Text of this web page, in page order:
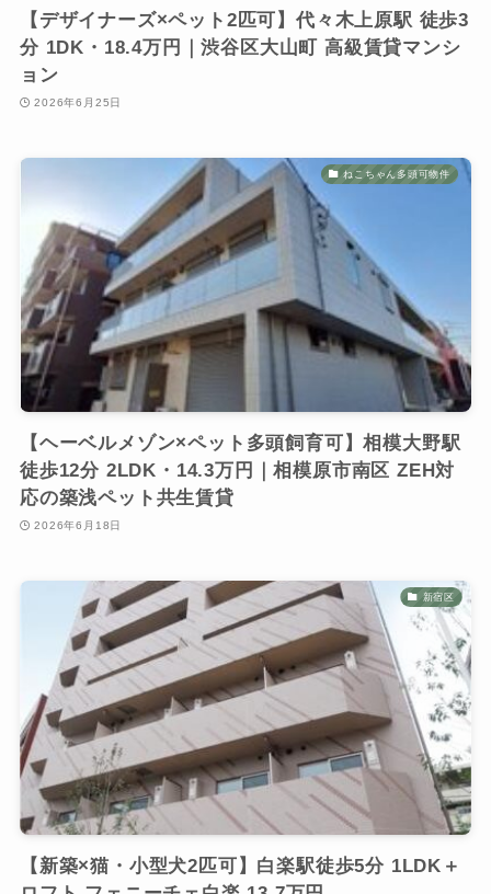
【デザイナーズ×ペット2匹可】代々木上原駅 徒歩3
分 1DK・18.4万円｜渋谷区大山町 高級賃貸マンシ
ョン
2026年6月25日
ねこちゃん多頭可物件
【ヘーベルメゾン×ペット多頭飼育可】相模大野駅
徒歩12分 2LDK・14.3万円｜相模原市南区 ZEH対
応の築浅ペット共生賃貸
2026年6月18日
新宿区
【新築×猫・小型犬2匹可】白楽駅徒歩5分 1LDK＋